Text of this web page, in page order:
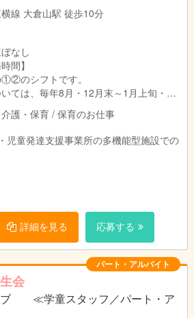
線 大倉山駅 徒歩10分
なし
間】
のシフトです。
ては、毎年8月・12月末～1月上旬・3
のみです。
の学校がある日
18:15（休憩なし）
夏休み等の日
（休憩45分込み）
数】
以上から勤務
火・水に勤務できる方にお願い致しま
護・保育 / 保育のお仕事
児童発達支援事業所の多機能型施設での
1日の流れ（学校がある日）＞
お迎えの送迎
（※）
お迎え・帰宅の送迎
（無給）として帰宅して頂いても大丈
詳細を見る 応募する
パート・アルバイト
会
ブ ≪学童スタッフ／パート・ア